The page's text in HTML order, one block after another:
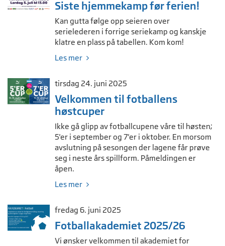
Siste hjemmekamp før ferien!
Kan gutta følge opp seieren over
serielederen i forrige seriekamp og kanskje
klatre en plass på tabellen. Kom kom!
Les mer
tirsdag 24. juni 2025
Velkommen til fotballens
høstcuper
Ikke gå glipp av fotballcupene våre til høsten;
5'er i september og 7'er i oktober. En morsom
avslutning på sesongen der lagene får prøve
seg i neste års spillform. Påmeldingen er
åpen.
Les mer
fredag 6. juni 2025
Fotballakademiet 2025/26
Vi ønsker velkommen til akademiet for